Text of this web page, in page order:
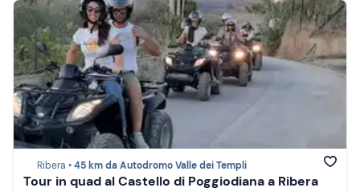
Ribera •45 km da Autodromo Valle dei Templi
Tour in quad al Castello di Poggiodiana a Ribera